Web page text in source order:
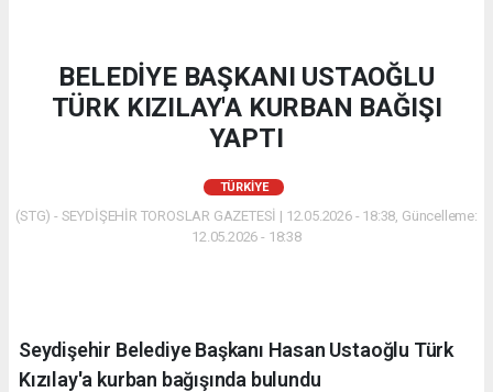
BELEDİYE BAŞKANI USTAOĞLU
TÜRK KIZILAY'A KURBAN BAĞIŞI
YAPTI
TÜRKIYE
(STG) - SEYDİŞEHİR TOROSLAR GAZETESİ | 12.05.2026 - 18:38, Güncelleme:
12.05.2026 - 18:38
Seydişehir Belediye Başkanı Hasan Ustaoğlu Türk
Kızılay'a kurban bağışında bulundu